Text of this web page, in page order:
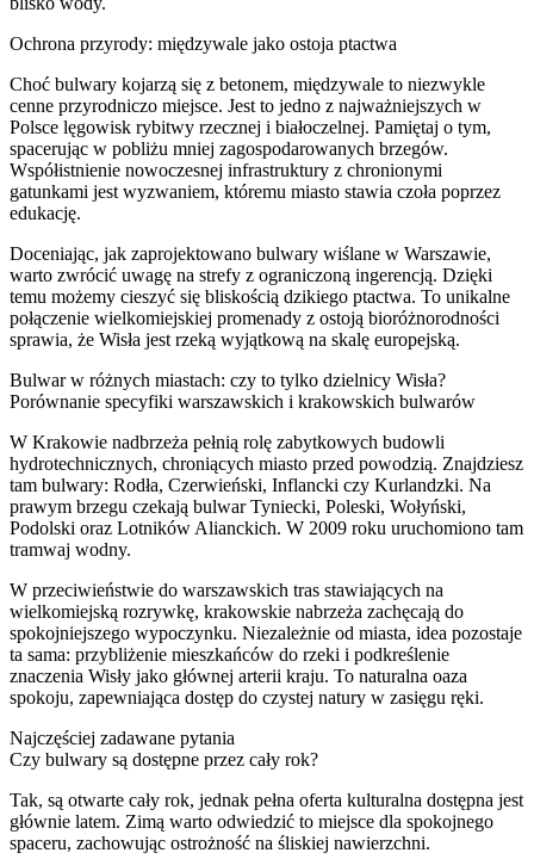
Ochrona przyrody: międzywale jako ostoja ptactwa
Choć bulwary kojarzą się z betonem, międzywale to niezwykle
cenne przyrodniczo miejsce. Jest to jedno z najważniejszych w
Polsce lęgowisk rybitwy rzecznej i białoczelnej. Pamiętaj o tym,
spacerując w pobliżu mniej zagospodarowanych brzegów.
Współistnienie nowoczesnej infrastruktury z chronionymi
gatunkami jest wyzwaniem, któremu miasto stawia czoła poprzez
edukację.
Doceniając, jak zaprojektowano bulwary wiślane w Warszawie,
warto zwrócić uwagę na strefy z ograniczoną ingerencją. Dzięki
temu możemy cieszyć się bliskością dzikiego ptactwa. To unikalne
połączenie wielkomiejskiej promenady z ostoją bioróżnorodności
sprawia, że Wisła jest rzeką wyjątkową na skalę europejską.
Bulwar w różnych miastach: czy to tylko dzielnicy Wisła?
Porównanie specyfiki warszawskich i krakowskich bulwarów
W Krakowie nadbrzeża pełnią rolę zabytkowych budowli
hydrotechnicznych, chroniących miasto przed powodzią. Znajdziesz
tam bulwary: Rodła, Czerwieński, Inflancki czy Kurlandzki. Na
prawym brzegu czekają bulwar Tyniecki, Poleski, Wołyński,
Podolski oraz Lotników Alianckich. W 2009 roku uruchomiono tam
tramwaj wodny.
W przeciwieństwie do warszawskich tras stawiających na
wielkomiejską rozrywkę, krakowskie nabrzeża zachęcają do
spokojniejszego wypoczynku. Niezależnie od miasta, idea pozostaje
ta sama: przybliżenie mieszkańców do rzeki i podkreślenie
znaczenia Wisły jako głównej arterii kraju. To naturalna oaza
spokoju, zapewniająca dostęp do czystej natury w zasięgu ręki.
Najczęściej zadawane pytania
Czy bulwary są dostępne przez cały rok?
Tak, są otwarte cały rok, jednak pełna oferta kulturalna dostępna jest
głównie latem. Zimą warto odwiedzić to miejsce dla spokojnego
spaceru, zachowując ostrożność na śliskiej nawierzchni.